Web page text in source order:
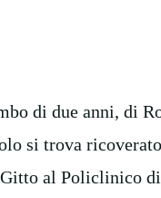
di due anni, di
si trova
al Policlinico